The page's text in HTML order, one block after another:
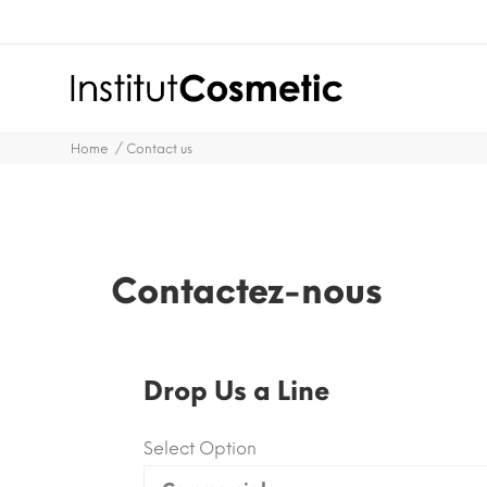
Home Contact us
Contactez-nous
Drop Us a Line
Select Option